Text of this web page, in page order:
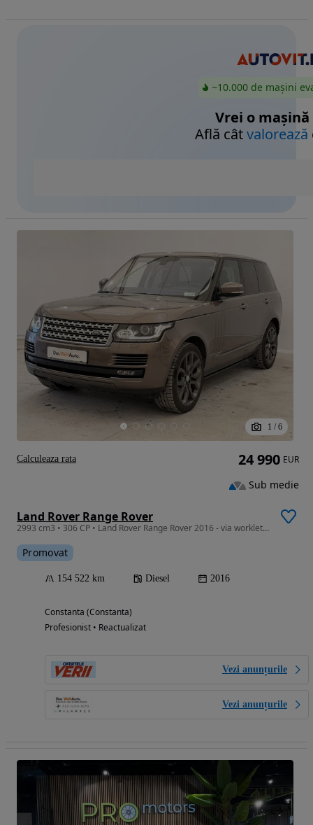
~10.000 de mașini
Vrei o mașină
Află câtvalorează
1 / 6
Land Rover Range Rover
2993 cm3 • 306 CP • Land Rover Range Rover 2016 - via workleto.com
Promovat
154 522 km Diesel 2016
Constanta (Constanta)
Profesionist • Reactualizat
Vezi anunțurile
Vezi anunțurile
24 990 EUR
Sub medie
Calculeaza rata